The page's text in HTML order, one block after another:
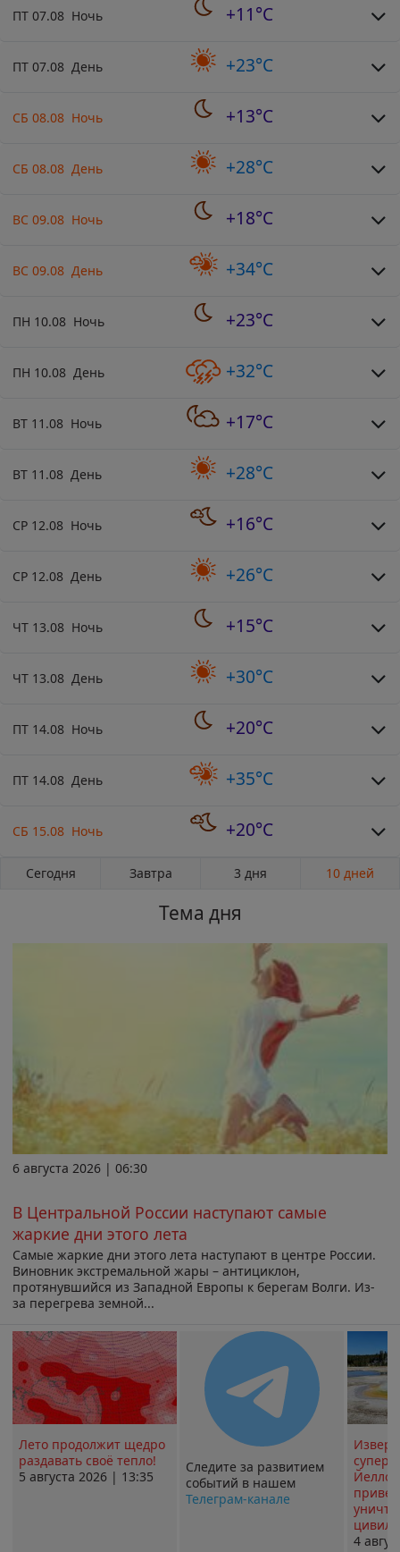
ПТ 07.08 Ночь +11°C
ПТ 07.08 День +23°C
СБ 08.08 Ночь +13°C
СБ 08.08 День +28°C
ВС 09.08 Ночь +18°C
ВС 09.08 День +34°C
ПН 10.08 Ночь +23°C
ПН 10.08 День +32°C
ВТ 11.08 Ночь +17°C
ВТ 11.08 День +28°C
СР 12.08 Ночь +16°C
СР 12.08 День +26°C
ЧТ 13.08 Ночь +15°C
ЧТ 13.08 День +30°C
ПТ 14.08 Ночь +20°C
ПТ 14.08 День +35°C
СБ 15.08 Ночь +20°C
Сегодня Завтра 3 дня 10 дней
Тема дня
6 августа 2026 | 06:30
В Центральной России наступают самые
жаркие дни этого лета
Самые жаркие дни этого лета наступают в центре России.
Виновник экстремальной жары – антициклон,
протянувшийся из Западной Европы к берегам Волги. Из-
за перегрева земной...
Лето продолжит щедро
раздавать своё тепло!
5 августа 2026 | 13:35
Следите за развитием
событий в нашем
Телеграм-канале
4